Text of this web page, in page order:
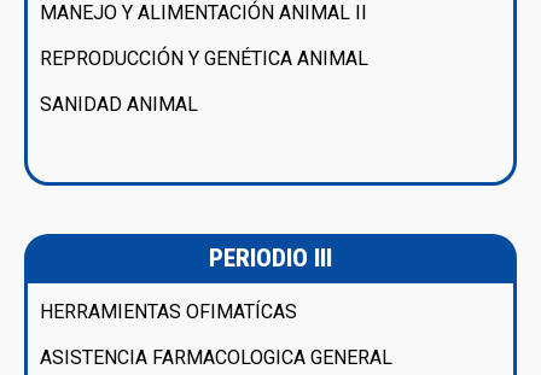
MANEJO Y ALIMENTACIÓN ANIMAL II
REPRODUCCIÓN Y GENÉTICA ANIMAL
SANIDAD ANIMAL
PERIODIO III
HERRAMIENTAS OFIMATÍCAS
ASISTENCIA FARMACOLOGICA GENERAL